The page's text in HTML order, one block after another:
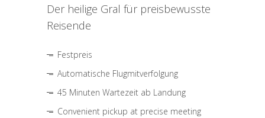
Der heilige Gral für preisbewusste
Reisende
Festpreis
Automatische Flugmitverfolgung
45 Minuten Wartezeit ab Landung
Convenient pickup at precise meeting